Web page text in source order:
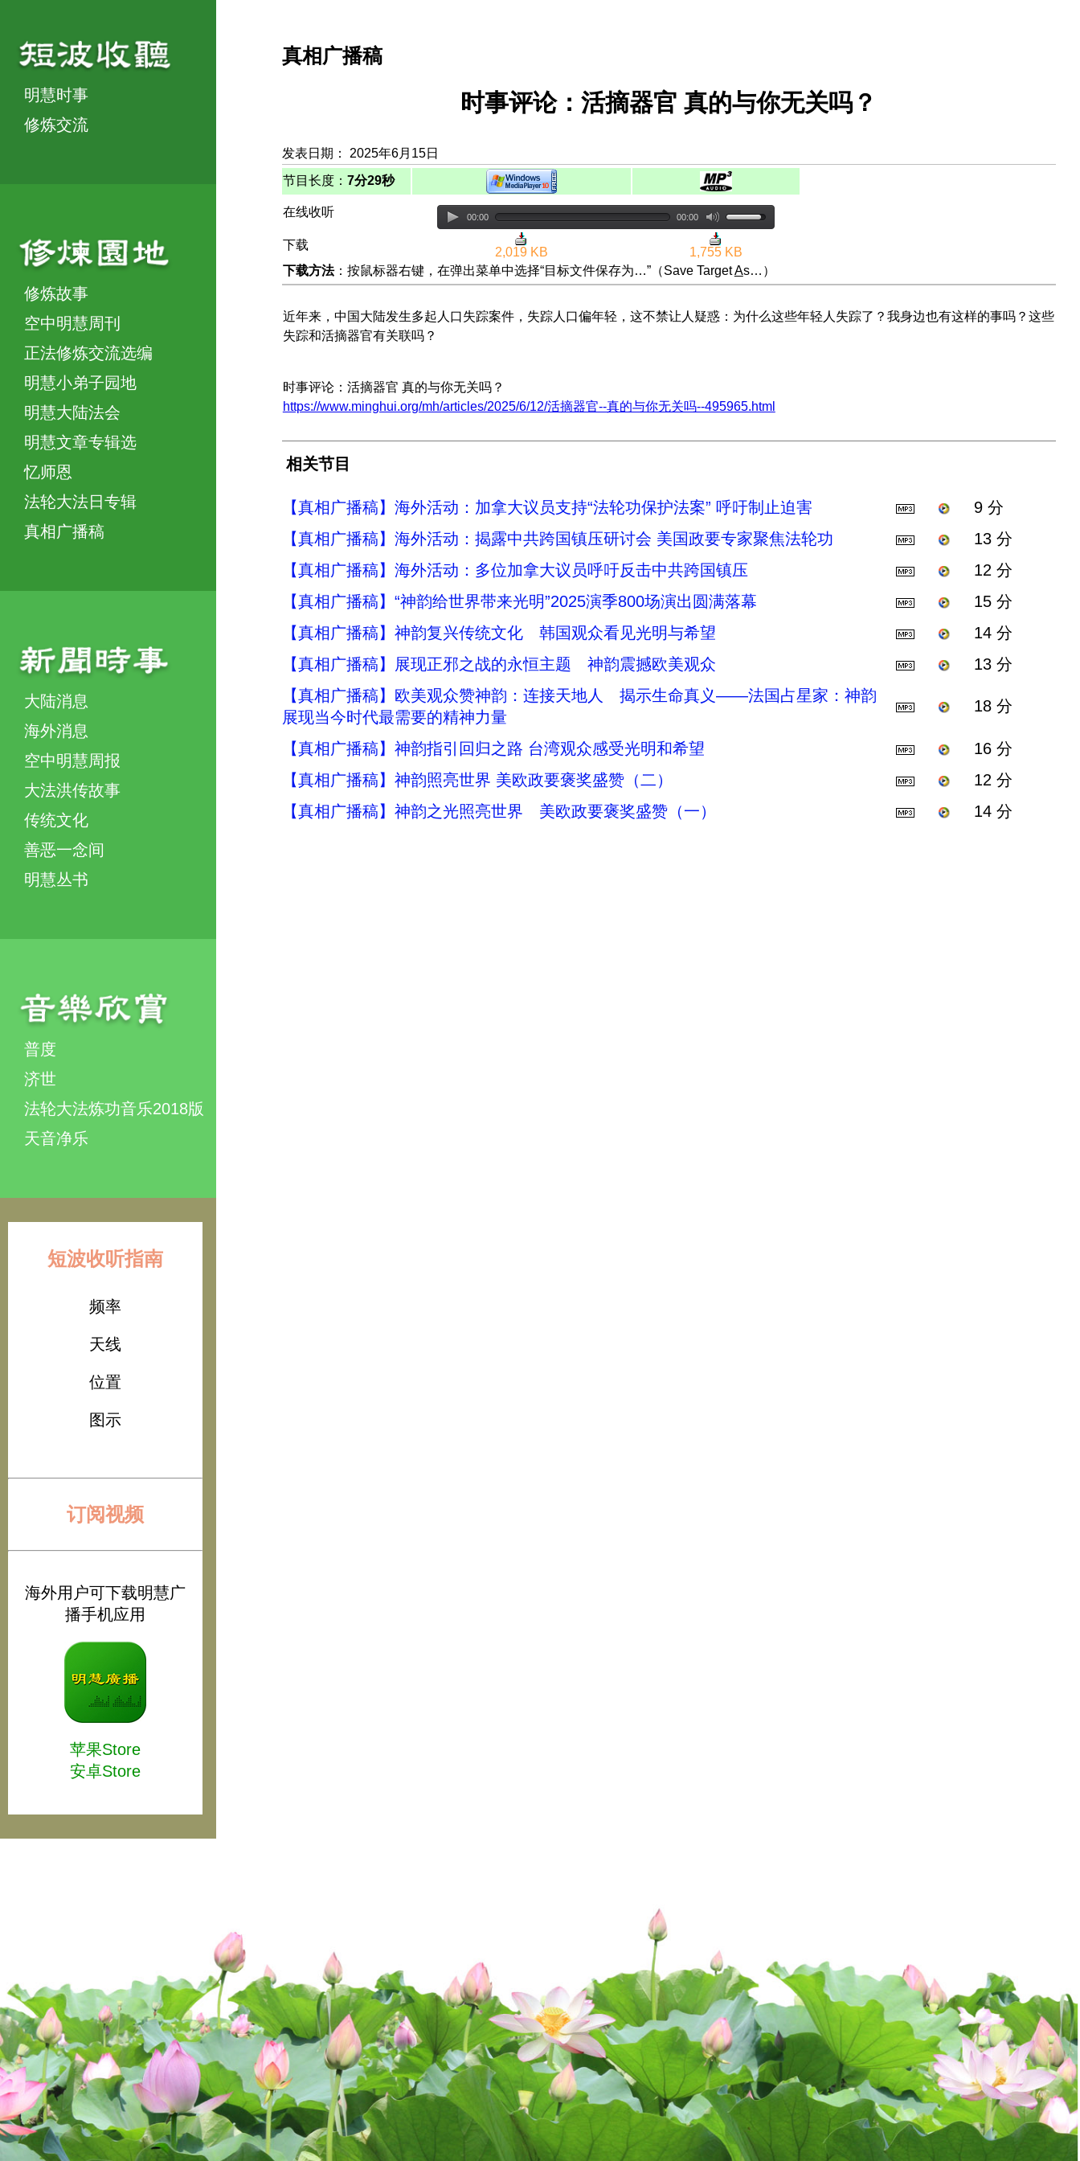
明慧时事
修炼交流
修炼故事
空中明慧周刊
正法修炼交流选编
明慧小弟子园地
明慧大陆法会
明慧文章专辑选
忆师恩
法轮大法日专辑
真相广播稿
大陆消息
海外消息
空中明慧周报
大法洪传故事
传统文化
善恶一念间
明慧丛书
普度
济世
法轮大法炼功音乐2018版
天音净乐
短波收听指南
频率
天线
位置
图示
订阅视频
海外用户可下载明慧广
播手机应用
苹果Store
安卓Store
真相广播稿
时事评论：活摘器官 真的与你无关吗？
发表日期： 2025年6月15日
节目长度： 7分29秒
在线收听 00:00 00:00
下载
2,019 KB
1,755 KB
下载方法：按鼠标器右键，在弹出菜单中选择“目标文件保存为…”（Save TargetAs…）
近年来，中国大陆发生多起人口失踪案件，失踪人口偏年轻，这不禁让人疑惑：为什么这些年轻人失踪了？我身边也有这样的事吗？这些
失踪和活摘器官有关联吗？
时事评论：活摘器官 真的与你无关吗？
https://www.minghui.org/mh/articles/2025/6/12/活摘器官--真的与你无关吗--495965.html
相关节目
【真相广播稿】海外活动：加拿大议员支持“法轮功保护法案” 呼吁制止迫害
9 分
【真相广播稿】海外活动：揭露中共跨国镇压研讨会 美国政要专家聚焦法轮功
13 分
【真相广播稿】海外活动：多位加拿大议员呼吁反击中共跨国镇压
12 分
【真相广播稿】“神韵给世界带来光明”2025演季800场演出圆满落幕
15 分
【真相广播稿】神韵复兴传统文化 韩国观众看见光明与希望
14 分
【真相广播稿】展现正邪之战的永恒主题 神韵震撼欧美观众
13 分
【真相广播稿】欧美观众赞神韵：连接天地人 揭示生命真义——法国占星家：神韵
展现当今时代最需要的精神力量
18 分
【真相广播稿】神韵指引回归之路 台湾观众感受光明和希望
16 分
【真相广播稿】神韵照亮世界 美欧政要褒奖盛赞（二）
12 分
【真相广播稿】神韵之光照亮世界 美欧政要褒奖盛赞（一）
14 分